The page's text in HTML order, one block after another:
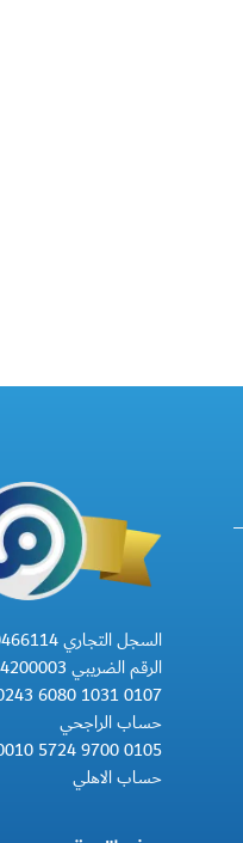
السجل التجاري 4030466114
الرقم الضريبي 311297284200003
6080 1031 0107
حساب الراجحي
5724 9700 0105
حساب الاهلي